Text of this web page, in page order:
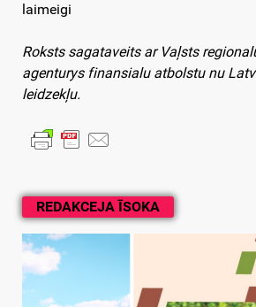
REDAKCEJA ĪSOKA
laimeigi
Roksts sagataveits ar Vaļsts
agenturys finansialu atbolstu nu
leidzekļu.